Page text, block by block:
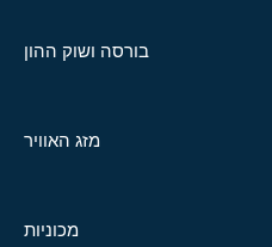
בורסה ושוק ההון
מזג האוויר
מכוניות